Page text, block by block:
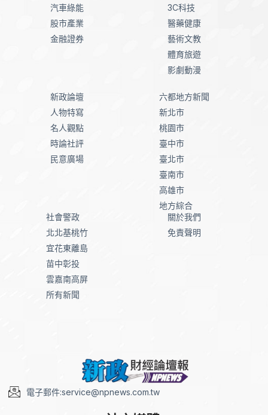
汽車綠能
股市產業
金融證券
3C科技
醫藥健康
藝術文教
體育旅遊
影劇動漫
新政論壇
人物特寫
名人觀點
時論社評
民意廣場
六都地方新聞
新北市
桃園市
臺中市
臺北市
臺南市
高雄市
地方綜合
社會警政
北北基桃竹
宜花東離島
苗中彰投
雲嘉南高屏
所有新聞
關於我們
免責聲明
電子郵件:service@npnews.com.tw